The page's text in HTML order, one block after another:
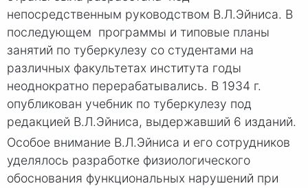
непосредственным руководством В.Л.Эйниса. В
последующем программы и типовые планы
занятий по туберкулезу со студентами на
различных факультетах института годы
неоднократно перерабатывались. В 1934 г.
опубликован учебник по туберкулезу под
редакцией В.Л.Эйниса, выдержавший 6 изданий.
Особое внимание В.Л.Эйниса и его сотрудников
уделялось разработке физиологического
обоснования функциональных нарушений при